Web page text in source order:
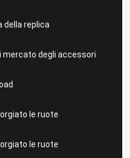
della replica
mercato degli accessori
le ruote
le ruote